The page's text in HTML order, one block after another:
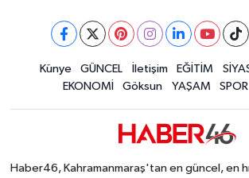
Kahramanmaraş'ta Pusula
Kahramanmaraş'ta Tarım İçin
20:02 |Kahramanmaraş'ta 5
Künye GÜNCEL İletişim EĞİTİM
EKONOMİ
Göksun YAŞAM SPOR
Haber46, Kahramanmaraş'tan en güncel, en